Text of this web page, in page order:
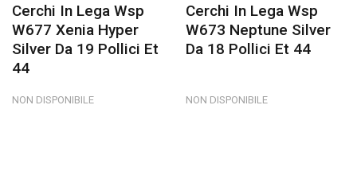
Cerchi In Lega Wsp
W677 Xenia Hyper
Silver Da 19 Pollici Et
44
NON DISPONIBILE
Cerchi In Lega Wsp
W673 Neptune Silver
Da 18 Pollici Et 44
NON DISPONIBILE